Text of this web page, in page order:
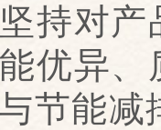
持对
优异
节能